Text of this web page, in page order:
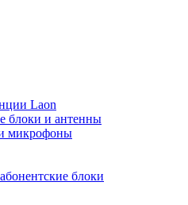
Laon
блоки и антенны
микрофоны
блоки